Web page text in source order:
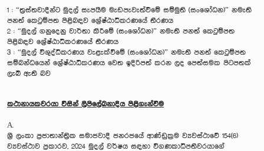
1 : “ත්‍රස්තවාදීන්ට මුදල් සැපයීම මැඩපැවැත්වීමේ සම්මුති (සංශෝධන)” නමැති
පනත් කෙටුම්පත පිළිබඳව ශ්‍රේෂ්ඨාධිකරණයේ තීරණය
2 : “මුදල් ගනුදෙනු වාර්තා කිරීමේ (සංශෝධන)” නමැති පනත් කෙටුම්පත
පිළිබඳව ශ්‍රේෂ්ඨාධිකරණයේ තීරණය
3 : “මුදල් විශුද්ධිකරණය වැළැක්වීමේ (සංශෝධන)” නමැති පනත් කෙටුම්පත
සම්බන්ධයෙන් ශ්‍රේෂ්ඨාධිකරණය වෙත ඉදිරිපත් කරන ලද පෙත්සමක පිටපතක්
ලැබී ඇති බව
කථානායකවරයා විසින් ලිපිලේඛනාදිය පිළිගැන්වීම
A.
ශ්‍රී ලංකා ප්‍රජාතාන්ත්‍රික සමාජවාදී ජනරජයේ ආණ්ඩුක්‍රම ව්‍යවස්ථාවේ 154(6)
ව්‍යවස්ථාව ප්‍රකාරව, 2024 මුදල් වර්ෂය සඳහා විගණකාධිපතිවරයාගේ